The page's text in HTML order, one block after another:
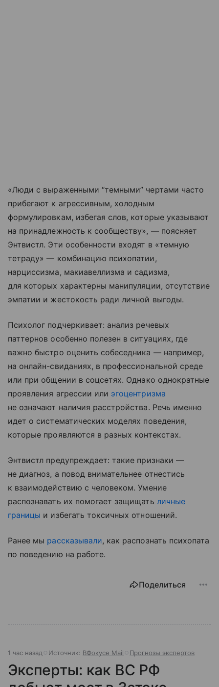
«Люди с выраженными “темными” чертами часто
прибегают к агрессивным, холодным
формулировкам, избегая слов, которые указывают
на принадлежность к сообществу», — поясняет
Энтвистл. Эти особенности входят в «темную
тетраду» — комбинацию психопатии,
нарциссизма, макиавеллизма и садизма,
для которых характерны манипуляции, отсутствие
эмпатии и жестокость ради личной выгоды.
Психолог подчеркивает: анализ речевых
паттернов особенно полезен в ситуациях, где
важно быстро оценить собеседника — например,
на онлайн-свиданиях, в профессиональной среде
или при общении в соцсетях. Однако однократные
проявления агрессии или эгоцентризма
не означают наличия расстройства. Речь именно
идет о систематических моделях поведения,
которые проявляются в разных контекстах.
Энтвистл предупреждает: такие признаки —
не диагноз, а повод внимательнее отнестись
к взаимодействию с человеком. Умение
распознавать их помогает защищать личные
границы и избегать токсичных отношений.
Ранее мы рассказывали, как распознать психопата
по поведению на работе.
Поделиться
1 час назад Источник: ВФокусе Mail Прогнозы экспертов
Эксперты: как ВС РФ